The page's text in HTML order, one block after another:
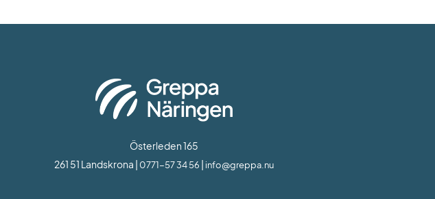
Österleden 165
261 51 Landskrona | 0771-57 34 56 | info@greppa.nu